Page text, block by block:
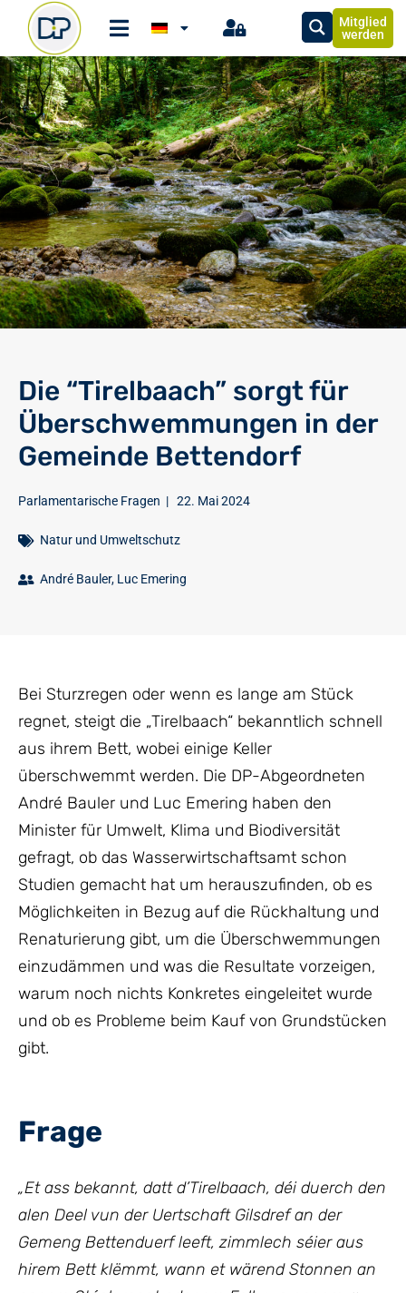
Mitglied
werden
Die “Tirelbaach” sorgt für
Überschwemmungen in der
Gemeinde Bettendorf
Parlamentarische Fragen | 22. Mai 2024
Natur und Umweltschutz
André Bauler, Luc Emering
Bei Sturzregen oder wenn es lange am Stück
regnet, steigt die „Tirelbaach“ bekanntlich schnell
aus ihrem Bett, wobei einige Keller
überschwemmt werden. Die DP-Abgeordneten
André Bauler und Luc Emering haben den
Minister für Umwelt, Klima und Biodiversität
gefragt, ob das Wasserwirtschaftsamt schon
Studien gemacht hat um herauszufinden, ob es
Möglichkeiten in Bezug auf die Rückhaltung und
Renaturierung gibt, um die Überschwemmungen
einzudämmen und was die Resultate vorzeigen,
warum noch nichts Konkretes eingeleitet wurde
und ob es Probleme beim Kauf von Grundstücken
gibt.
Frage
„Et ass bekannt, datt d’Tirelbaach, déi duerch den
alen Deel vun der Uertschaft Gilsdref an der
Gemeng Bettenduerf leeft, zimmlech séier aus
hirem Bett klëmmt, wann et wärend Stonnen an